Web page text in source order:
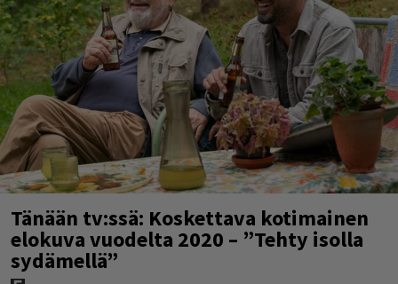
Tänään tv:ssä: Koskettava kotimainen
elokuva vuodelta 2020 – ”Tehty isolla
sydämellä”